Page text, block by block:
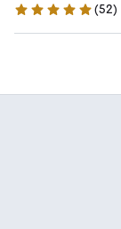
4.8 Sterne
(52)